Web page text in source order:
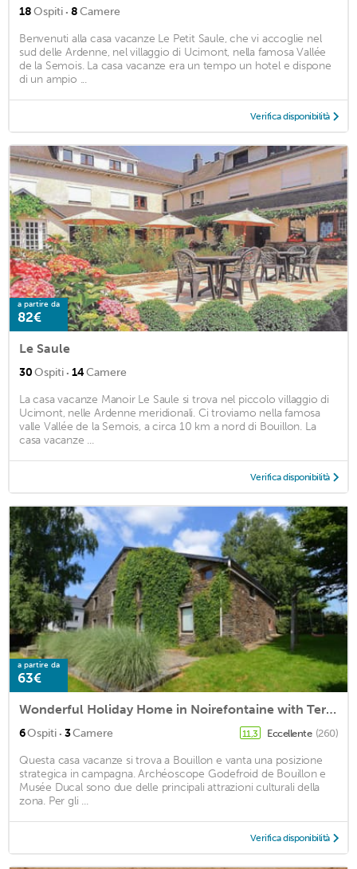
18Ospiti · 8Camere
Benvenuti alla casa vacanze Le Petit Saule, che vi accoglie nel
sud delle Ardenne, nel villaggio di Ucimont, nella famosa Vallée
de la Semois. La casa vacanze era un tempo un hotel e dispone
di un ampio ...
Verifica disponibilità
a partire da
82€
Le Saule
30Ospiti · 14Camere
La casa vacanze Manoir Le Saule si trova nel piccolo villaggio di
Ucimont, nelle Ardenne meridionali. Ci troviamo nella famosa
valle Vallée de la Semois, a circa 10 km a nord di Bouillon. La
casa vacanze ...
Verifica disponibilità
a partire da
63€
Wonderful Holiday Home in Noirefontaine with Terrace, Garden
6Ospiti · 3Camere 11,3 Eccellente (260)
Questa casa vacanze si trova a Bouillon e vanta una posizione
strategica in campagna. Archéoscope Godefroid de Bouillon e
Musée Ducal sono due delle principali attrazioni culturali della
zona. Per gli ...
Verifica disponibilità